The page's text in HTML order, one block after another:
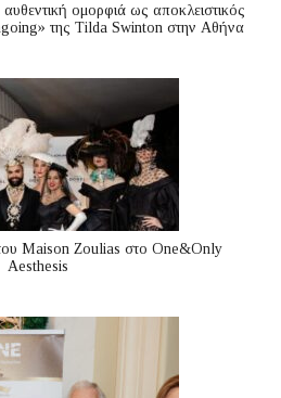
ομορφιά ως αποκλειστικός
της Tilda Swinton στην Αθήνα
Maison Zoulias στο One&Only
Aesthesis